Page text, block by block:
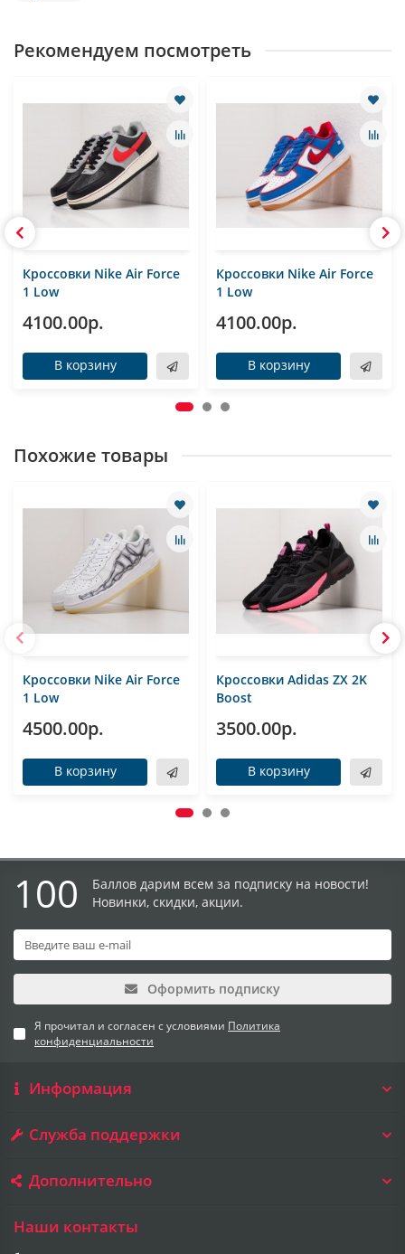
Рекомендуем посмотреть
Кроссовки Nike Air Force
1 Low
4100.00р.
В корзину
Кроссовки Nike Air Force
1 Low
4100.00р.
В корзину
Похожие товары
Кроссовки Nike Air Force
1 Low
4500.00р.
В корзину
Кроссовки Adidas ZX 2K
Boost
3500.00р.
В корзину
100
Баллов дарим всем за подписку на новости!
Новинки, скидки, акции.
Оформить подписку
Я прочитал и согласен с условиями Политика
конфиденциальности
Информация
Служба поддержки
Дополнительно
Наши контакты